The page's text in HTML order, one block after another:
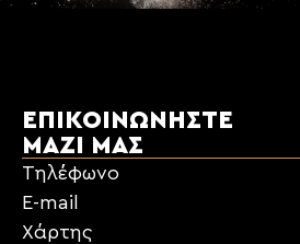
ΕΠΙΚΟΙΝΩΝΉΣΤΕ
ΜΑΖΊ ΜΑΣ
Τηλέφωνο
E-mail
Χάρτης